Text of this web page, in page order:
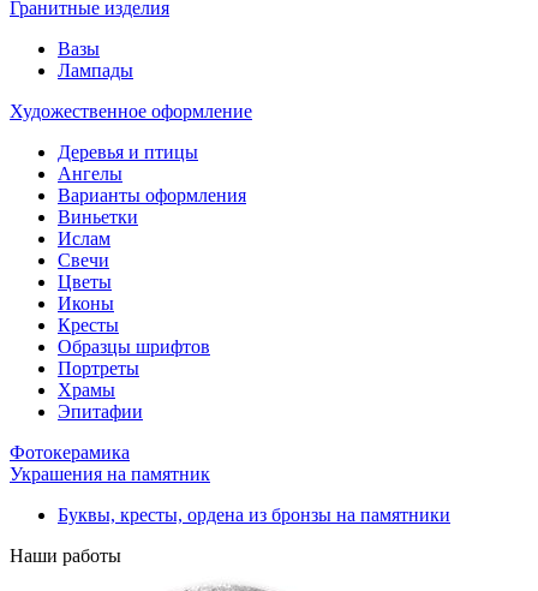
Гранитные изделия
Вазы
Лампады
Художественное оформление
Деревья и птицы
Ангелы
Варианты оформления
Виньетки
Ислам
Свечи
Цветы
Иконы
Кресты
Образцы шрифтов
Портреты
Храмы
Эпитафии
Фотокерамика
Украшения на памятник
Буквы, кресты, ордена из бронзы на памятники
Наши работы